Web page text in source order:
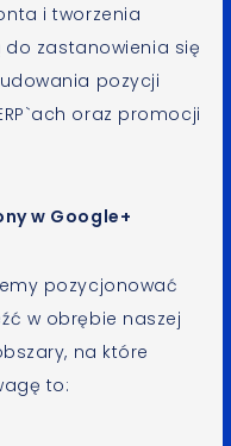
i tworzenia
zastanowienia się
pozycji
oraz promocji
w Google+
pozycjonować
w obrębie naszej
na które
to: